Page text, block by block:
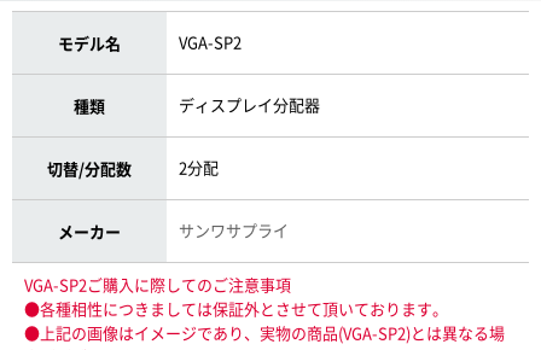
モデル名 VGA-SP2
種類 ディスプレイ分配器
切替/分配数 2分配
メーカー サンワサプライ
VGA-SP2ご購入に際してのご注意事項
●各種相性につきましては保証外とさせて頂いております。
●上記の画像はイメージであり、実物の商品(VGA-SP2)とは異なる場